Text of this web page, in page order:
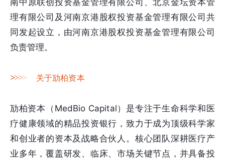
理有限公司及河南京港股权投资基金管理有限公司共
同发起设立，由河南京港股权投资基金管理有限公司
负责管理。
>>>> 关于劢柏资本
劢柏资本（MedBio Capital）是专注于生命科学和医
疗健康领域的精品投资银行，致力于成为顶级科学家
和创业者的资本及战略合伙人。核心团队深耕医疗产
业多年，覆盖研发、临床、市场关键节点，并具备投